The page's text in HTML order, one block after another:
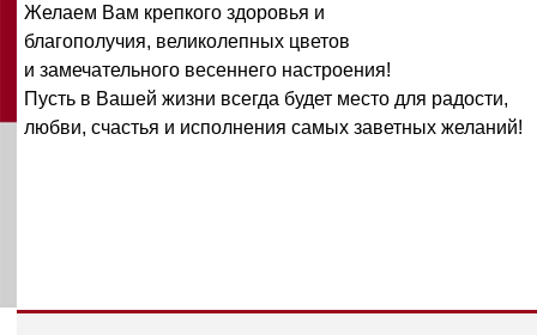
Желаем Вам крепкого здоровья и
благополучия, великолепных цветов
и замечательного весеннего настроения!
Пусть в Вашей жизни всегда будет место для радости,
любви, счастья и исполнения самых заветных желаний!